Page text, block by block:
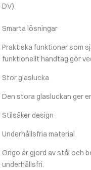
DV).
Smarta lösningar
Praktiska funktioner som
funktionellt handtag gör
Stor glaslucka
Den stora glasluckan ger
Stilsäker design
Underhållsfria material
Origo är gjord av stål och
underhållsfri.